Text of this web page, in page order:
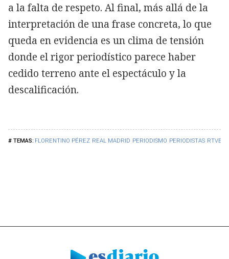
FLORENTINO PÉREZ REAL MADRID PERIODISMO PERIODISTAS RTVE
a la falta de respeto. Al final, más allá de la
interpretación de una frase concreta, lo que
queda en evidencia es un clima de tensión
donde el rigor periodístico parece haber
cedido terreno ante el espectáculo y la
descalificación.